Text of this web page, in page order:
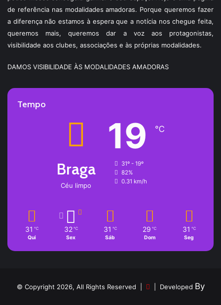
de referência nas modalidades amadoras. Porque queremos fazer
a diferença não estamos à espera que a notícia nos chegue feita,
queremos mais, queremos dar a voz aos protagonistas,
visibilidade aos clubes, associações e às próprias modalidades.
DAMOS VISIBILIDADE ÀS MODALIDADES AMADORAS
Tempo
Braga
Céu limpo
19 ℃
31º - 19º
82%
0.31 km/h
31 ℃
Qui
32 ℃
Sex
31 ℃
Sáb
29 ℃
Dom
31 ℃
Seg
© Copyright 2026, All Rights Reserved | | Developed By